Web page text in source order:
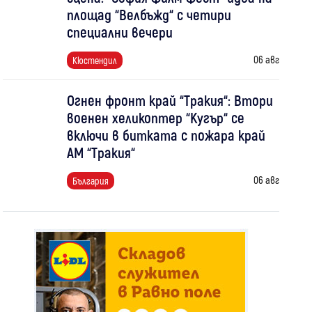
площад “Велбъжд“ с четири
специални вечери
Кюстендил 06 авг
Огнен фронт край “Тракия“: Втори
военен хеликоптер “Кугър“ се
включи в битката с пожара край
АМ “Тракия“
България 06 авг